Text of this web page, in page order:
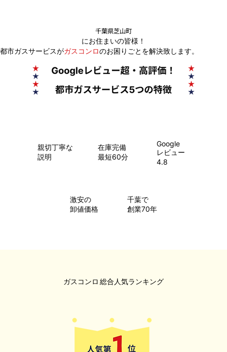
にお住まいの皆様！
千葉県芝山町
都市ガスサービスがガスコンロのお困りごとを解決致します。
親切丁寧な
説明
在庫完備
最短60分
Google
レビュー
4.8
​激安の
卸値価格
千葉で
創業70年
総合人気ランキング
ガスコンロ